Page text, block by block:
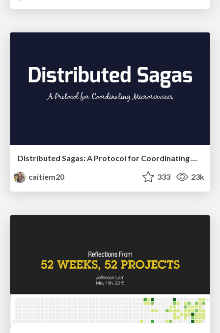
Distributed Sagas: A Protocol for Coordinating Microservices
caitiem20
333 23k